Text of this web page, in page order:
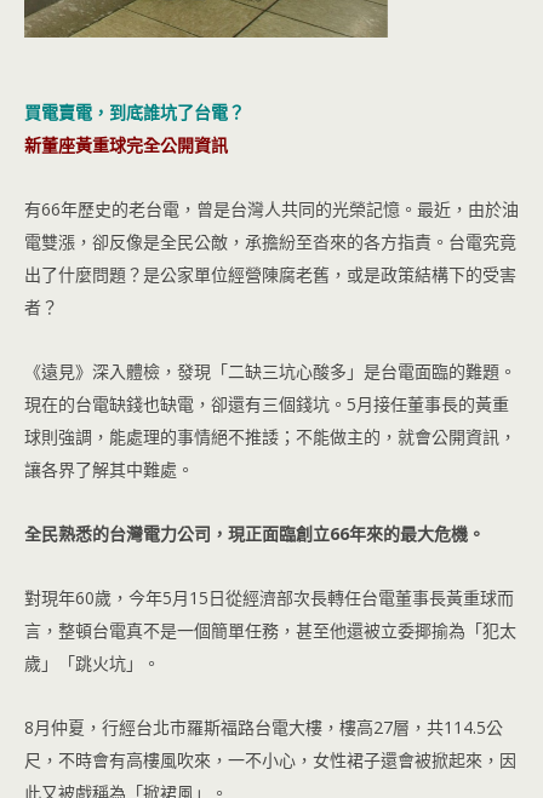
買電賣電，到底誰坑了台電？
新董座黃重球完全公開資訊
有66年歷史的老台電，曾是台灣人共同的光榮記憶。最近，由於油
電雙漲，卻反像是全民公敵，承擔紛至沓來的各方指責。台電究竟
出了什麼問題？是公家單位經營陳腐老舊，或是政策結構下的受害
者？
《遠見》深入體檢，發現「二缺三坑心酸多」是台電面臨的難題。
現在的台電缺錢也缺電，卻還有三個錢坑。5月接任董事長的黃重
球則強調，能處理的事情絕不推諉；不能做主的，就會公開資訊，
讓各界了解其中難處。
全民熟悉的台灣電力公司，現正面臨創立66年來的最大危機。
對現年60歲，今年5月15日從經濟部次長轉任台電董事長黃重球而
言，整頓台電真不是一個簡單任務，甚至他還被立委揶揄為「犯太
歲」「跳火坑」。
8月仲夏，行經台北巿羅斯福路台電大樓，樓高27層，共114.5公
尺，不時會有高樓風吹來，一不小心，女性裙子還會被掀起來，因
此又被戲稱為「掀裙風」。